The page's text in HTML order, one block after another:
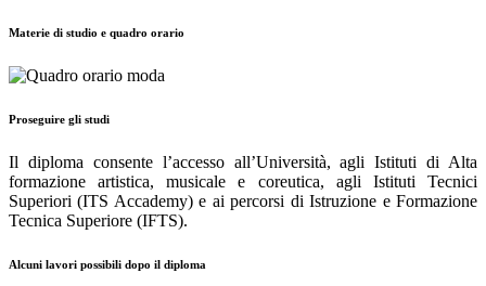
Materie di studio e quadro orario
Proseguire gli studi
Il diploma consente l’accesso all’Università, agli Istituti di Alta
formazione artistica, musicale e coreutica, agli Istituti Tecnici
Superiori (ITS Accademy) e ai percorsi di Istruzione e Formazione
Tecnica Superiore (IFTS).
Alcuni lavori possibili dopo il diploma